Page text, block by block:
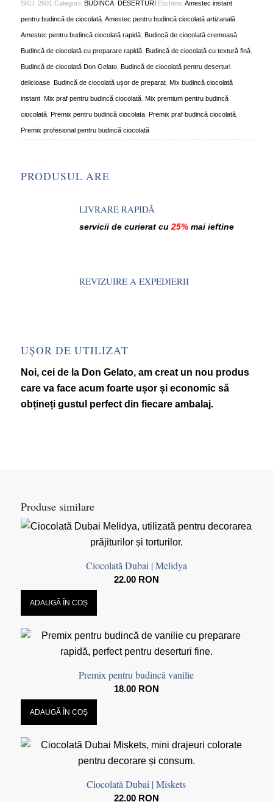
SKU: 2601 Categorii: BUDINCĂ, DESERTURI Etichete: Amestec instant
pentru budincă de ciocolată, Amestec pentru budincă ciocolată artizanală,
Amestec pentru budincă ciocolată rapidă, Budincă de ciocolată cremoasă,
Budincă de ciocolată cu preparare rapidă, Budincă de ciocolată cu textură fină,
Budincă de ciocolată Don Gelato, Budincă de ciocolată pentru deserturi
delicioase, Budincă de ciocolată ușor de preparat, Mix budincă ciocolată
instant, Mix praf pentru budincă ciocolată, Mix premium pentru budincă
ciocolată, Premix pentru budincă ciocolata, Premix praf budincă ciocolată,
Premix profesional pentru budincă ciocolată
PRODUSUL ARE
LIVRARE RAPIDĂ
servicii de curierat cu25%mai ieftine
REVIZUIRE A EXPEDIERII
UȘOR DE UTILIZAT
Noi, cei de la Don Gelato, am creat un nou produs
care va face acum foarte ușor și economic să
obțineți gustul perfect din fiecare ambalaj.
Produse similare
Ciocolată Dubai | Melidya
22.00 RON
ADAUGĂ ÎN COȘ
Premix pentru budincă vanilie
18.00 RON
ADAUGĂ ÎN COȘ
Ciocolată Dubai | Miskets
22.00 RON